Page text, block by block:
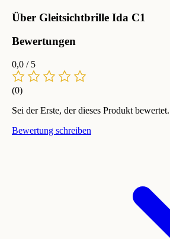
Über Gleitsichtbrille Ida C1
Bewertungen
0,0 / 5
(0)
Sei der Erste, der dieses Produkt bewertet.
Bewertung schreiben